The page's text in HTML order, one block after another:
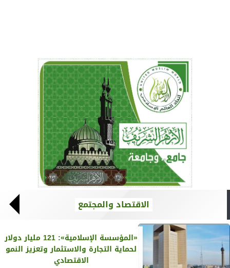
الاقتصاد والمجتمع
«المؤسسة الإسلامية»: 121 مليار دولار
لحماية التجارة والاستثمار وتعزيز النمو
الاقتصادي